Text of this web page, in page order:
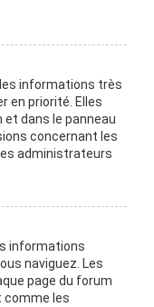
informations très
en priorité. Elles
dans le panneau
concernant les
administrateurs
informations
naviguez. Les
page du forum
comme les